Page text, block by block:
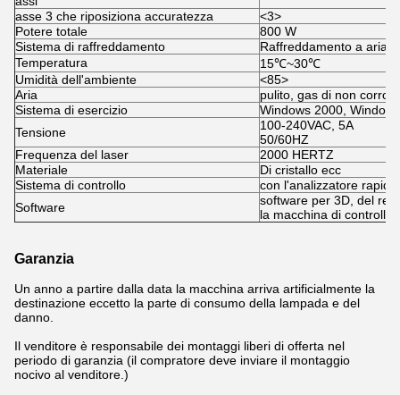
asse 3 che riposiziona accuratezza
<3>
Potere totale
800 W
Sistema di raffreddamento
Raffreddamento a aria
Temperatura
15℃~30℃
Umidità dell'ambiente
<85>
Aria
pulito, gas di non
Sistema di esercizio
Windows 2000,
Tensione
100-240VAC, 5A
50/60HZ
Frequenza del laser
2000 HERTZ
Materiale
Di cristallo ecc
Sistema di controllo
con l'analizzatore
Software
software per 3D, del
la macchina di controllo
Garanzia
Un anno a partire dalla data la macchina arriva artificialmente la
destinazione eccetto la parte di consumo della lampada e del
danno.
Il venditore è responsabile dei montaggi liberi di offerta nel
periodo di garanzia (il compratore deve inviare il montaggio
nocivo al venditore.)